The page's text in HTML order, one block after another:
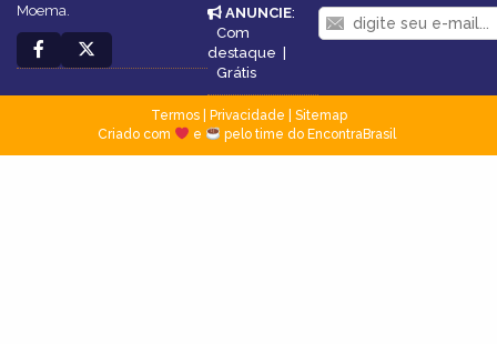
Moema.
ANUNCIE:
Com
destaque
Grátis
Termos| Privacidade
Sitemap
Criado com
e pelo time do EncontraBrasil